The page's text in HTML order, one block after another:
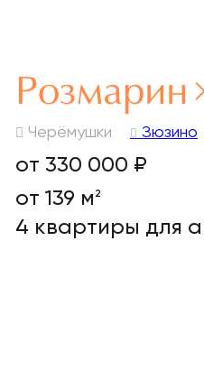
Розмарин
Черёмушки Зюзино
от 330 000 ₽
от 139 м 2
4 квартиры для